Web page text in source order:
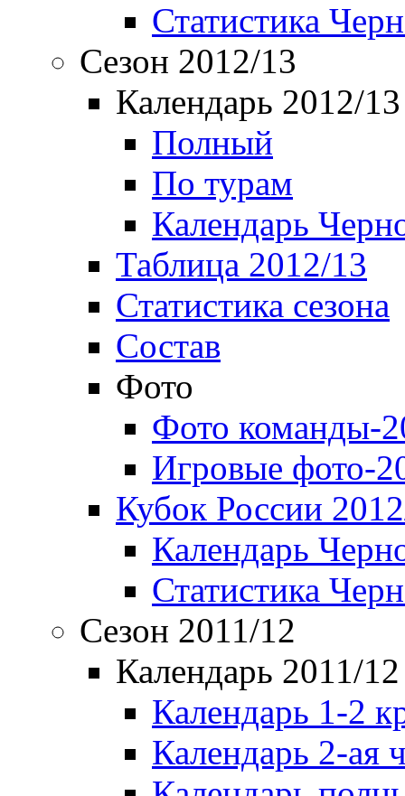
Статистика
Сезон 2012/13
Календарь 2012/13
Полный
По турам
Календарь
Таблица 2012/13
Статистика сезона
Состав
Фото
Фото команды-
Игровые фото-
Кубок России
Календарь
Статистика
Сезон 2011/12
Календарь 2011/12
Календарь 1-2
Календарь 2-ая